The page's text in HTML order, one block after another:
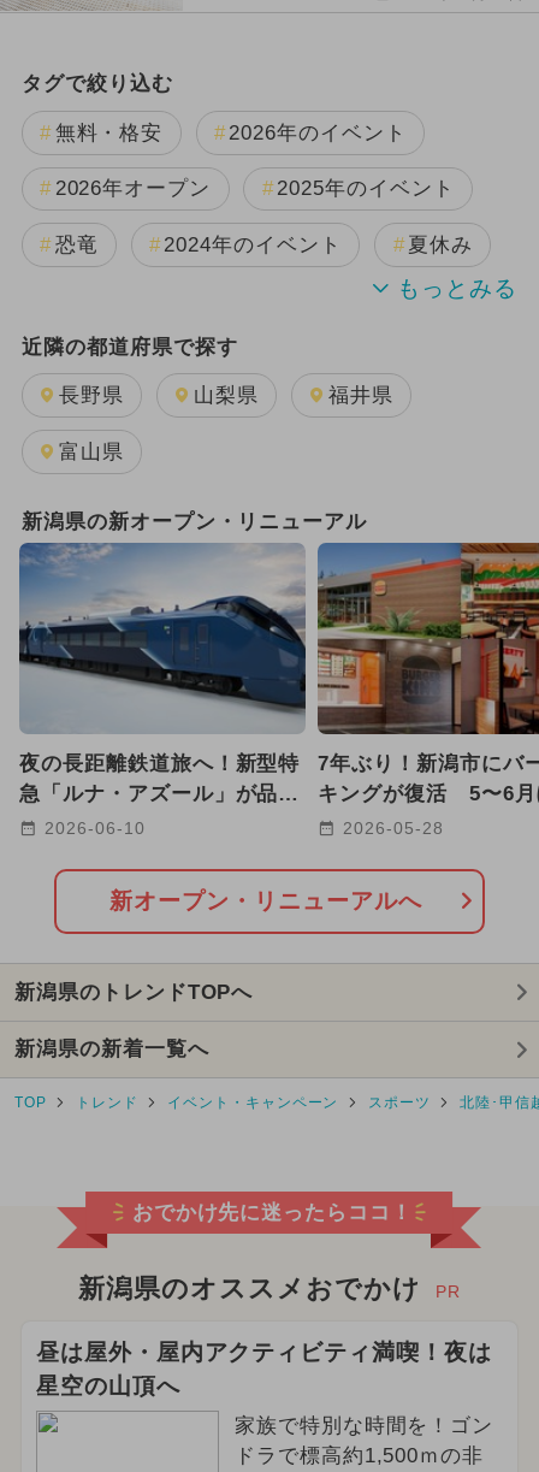
タグで絞り込む
無料・格安 2026年のイベント
2026年オープン 2025年のイベント
恐竜 2024年のイベント 夏休み
GW(ゴールデンウィーク)
2025年8月のイベント
2025年11月のイベント
2025年9月のイベント 雨の日OK
2025年4月のイベント 日帰り
2025年12月のイベント
2025年5月のイベント
2025年7月のイベント キャラクター
2025年3月のイベント
2024年7月のイベント
2026年1月のイベント
2026年7月のイベント
2024年8月のイベント
2025年2月のイベント 花火
2026年5月のイベント
2024年11月のイベント
2024年5月のイベント
近隣の都道府県で探す
長野県 山梨県 福井県
富山県
新潟県の新オープン・リニューアル
夜の長距離鉄道旅へ！新型特
急「ルナ・アズール」が品川
駅〜青森駅間で2027年に運行
2026-06-10
7年ぶり！新潟市にバ
キングが復活 5〜6月
て全国8店舗が続々オ
2026-05-28
新オープン・リニューアルへ
新潟県のトレンドTOPへ
新潟県の新着一覧へ
TOP トレンド イベント・キャンペーン スポーツ 北陸･甲信
おでかけ先に迷ったらココ！
新潟県のオススメおでかけ PR
昼は屋外・屋内アクティビティ満喫！夜は
星空の山頂へ
家族で特別な時間を！ゴン
ドラで標高約1,500ｍの非